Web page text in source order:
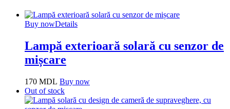
Buy nowDetails
Lampă exterioară solară cu senzor de
mișcare
170 MDL Buy now
Out of stock